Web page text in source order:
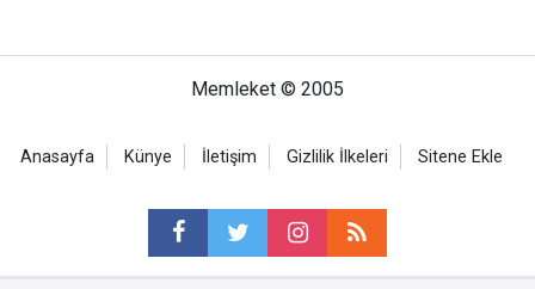
Memleket © 2005
Anasayfa Künye İletişim Gizlilik İlkeleri Sitene Ekle